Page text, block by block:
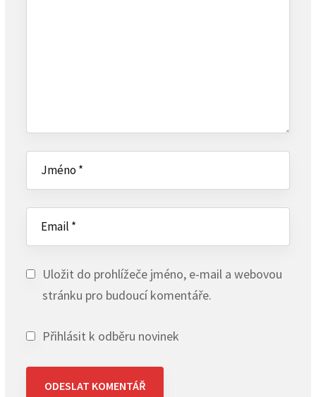
Uložit do prohlížeče jméno, e-mail a webovou
stránku pro budoucí komentáře.
Přihlásit k odběru novinek